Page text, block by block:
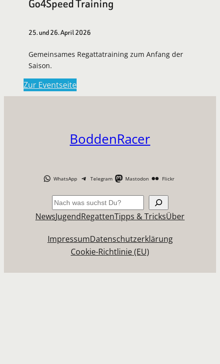
Go4Speed Training
25. und 26. April 2026
Gemeinsames Regattatraining zum Anfang der
Saison.
Zur Eventseite
BoddenRacer
WhatsApp Telegram Mastodon Flickr
Suchen
NewsJugendRegattenTipps & TricksÜber
ImpressumDatenschutzerklärung
Cookie-Richtlinie (EU)